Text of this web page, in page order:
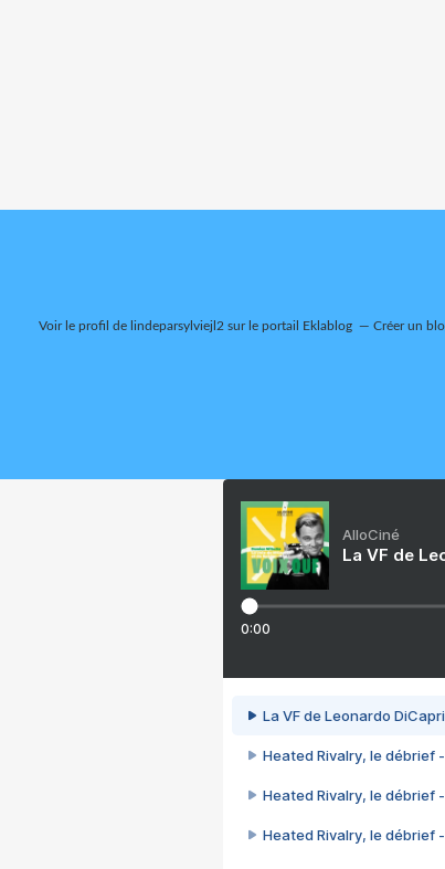
Voir le profil de lindeparsylviejl2 sur le portail Eklablog Créer un
AlloCiné
La VF de
0:00
La VF de Leonardo
Heated Rivalry, le débrief
Heated Rivalry, le débrief
Heated Rivalry, le débrief